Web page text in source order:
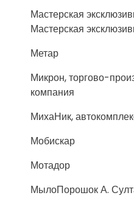
Мастерская
Мастерская
Метар
Микрон, торгово-
компания
МихаНик,
Мобискар
Мотадор
МылоПорошок А.